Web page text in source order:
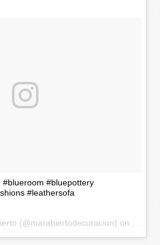
#blueroom #bluepottery
#leathersofa